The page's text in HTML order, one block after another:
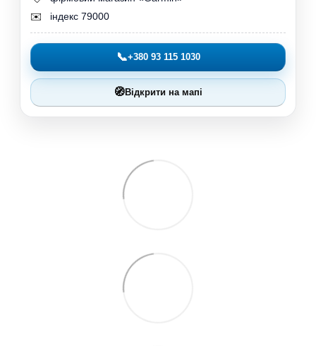
✉️
індекс 79000
📞+380 93 115 1030
🧭Відкрити на мапі